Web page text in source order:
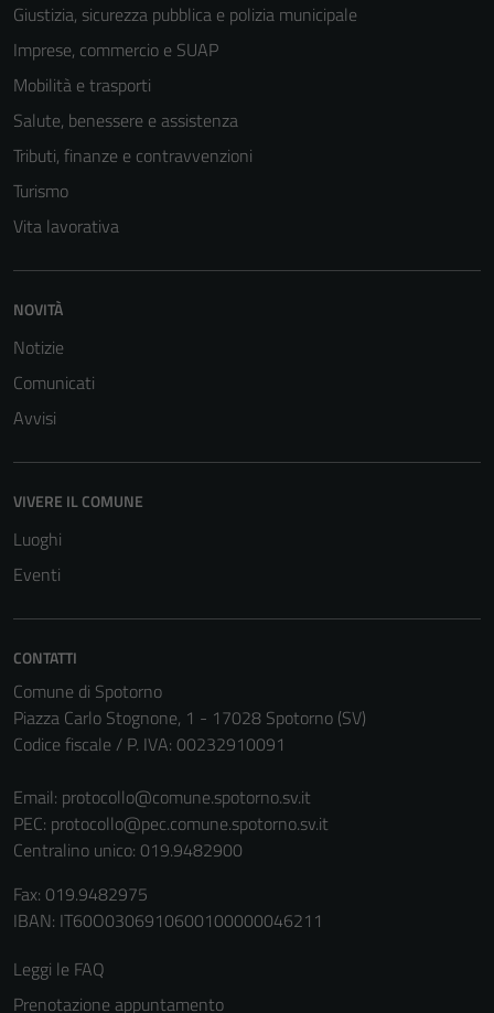
Giustizia, sicurezza pubblica e polizia municipale
Imprese, commercio e SUAP
Mobilità e trasporti
Salute, benessere e assistenza
Tributi, finanze e contravvenzioni
Turismo
Vita lavorativa
NOVITÀ
Notizie
Comunicati
Avvisi
VIVERE IL COMUNE
Luoghi
Eventi
CONTATTI
Comune di Spotorno
Piazza Carlo Stognone, 1 - 17028 Spotorno (SV)
Codice fiscale / P. IVA: 00232910091
Email: protocollo@comune.spotorno.sv.it
PEC: protocollo@pec.comune.spotorno.sv.it
Centralino unico: 019.9482900
Fax: 019.9482975
IBAN: IT60O0306910600100000046211
Leggi le FAQ
Prenotazione appuntamento